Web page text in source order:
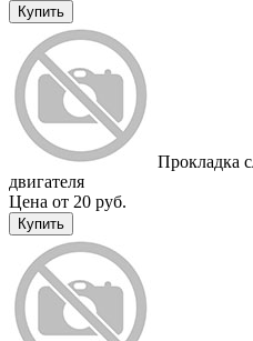
Купить
Прокладка
двигателя
Цена от 20 руб.
Купить